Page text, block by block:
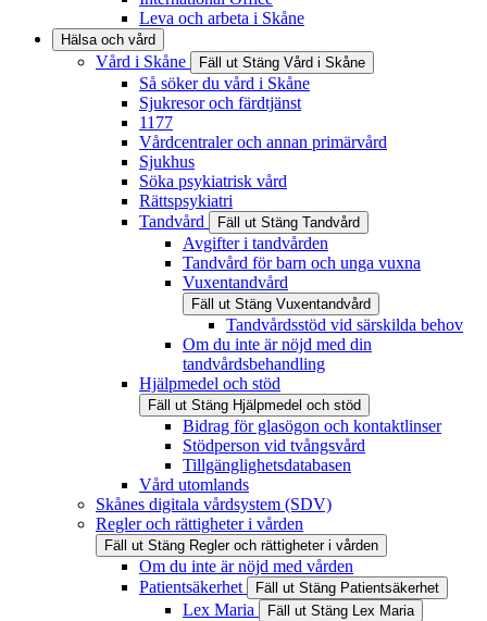
Leva och arbeta i Skåne
Hälsa och vård
Vård i Skåne Fäll ut Stäng Vård i Skåne
Så söker du vård i Skåne
Sjukresor och färdtjänst
1177
Vårdcentraler och annan primärvård
Sjukhus
Söka psykiatrisk vård
Rättspsykiatri
Tandvård
Fäll ut Stäng Tandvård
Avgifter i tandvården
Tandvård för barn och unga vuxna
Vuxentandvård
Fäll ut Stäng Vuxentandvård
Tandvårdsstöd vid särskilda behov
Om du inte är nöjd med din
tandvårdsbehandling
Hjälpmedel och stöd
Fäll ut Stäng Hjälpmedel och stöd
Bidrag för glasögon och kontaktlinser
Stödperson vid tvångsvård
Tillgänglighetsdatabasen
Vård utomlands
Skånes digitala vårdsystem (SDV)
Regler och rättigheter i vården
Fäll ut Stäng Regler och rättigheter i vården
Om du inte är nöjd med vården
Patientsäkerhet
Fäll ut Stäng Patientsäkerhet
Lex Maria Fäll ut Stäng Lex Maria